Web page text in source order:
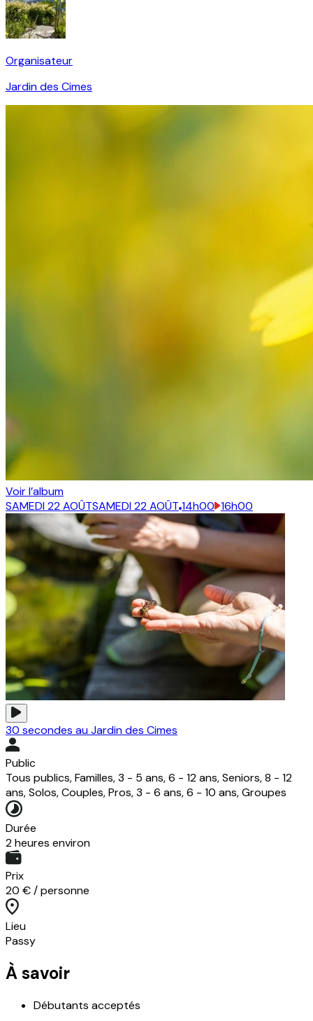
Organisateur
Jardin des Cimes
Voir l’album
SAMEDI 22 AOÛTSAMEDI 22 AOÛT 14h00 16h00
30 secondes au Jardin des Cimes
Public
Tous publics, Familles, 3 - 5 ans, 6 - 12 ans, Seniors, 8 - 12
ans, Solos, Couples, Pros, 3 - 6 ans, 6 - 10 ans, Groupes
Durée
2 heures environ
Prix
20 € / personne
Lieu
Passy
À savoir
Débutants acceptés